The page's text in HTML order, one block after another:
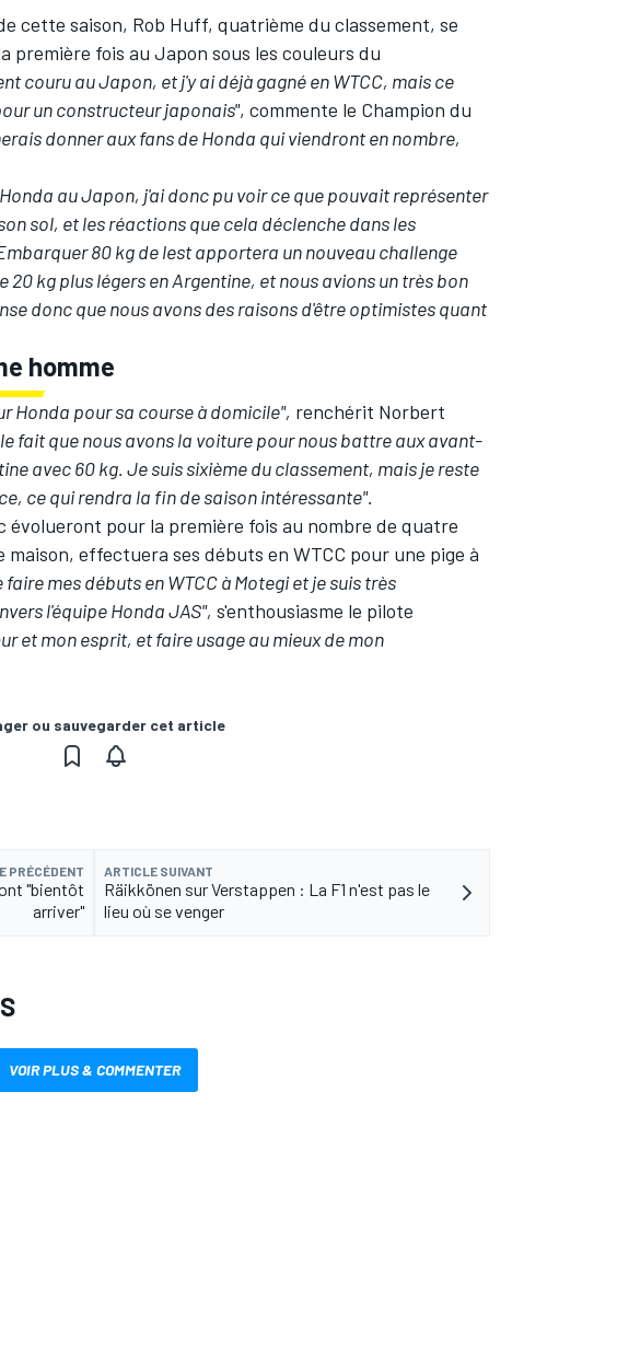
cette saison, Rob Huff, quatrième du classement, se
première fois au Japon sous les couleurs du
couru au Japon, et j'y ai déjà gagné en WTCC, mais ce
un constructeur japonais", commente le Champion du
donner aux fans de Honda qui viendront en nombre,
au Japon, j'ai donc pu voir ce que pouvait représenter
sol, et les réactions que cela déclenche dans les
80 kg de lest apportera un nouveau challenge
20 kg plus légers en Argentine, et nous avions un très bon
donc que nous avons des raisons d'être optimistes quant
homme
Honda pour sa course à domicile", renchérit Norbert
fait que nous avons la voiture pour nous battre aux avant-
avec 60 kg. Je suis sixième du classement, mais je reste
ce qui rendra la fin de saison intéressante".
évolueront pour la première fois au nombre de quatre
maison, effectuera ses débuts en WTCC pour une pige à
mes débuts en WTCC à Motegi et je suis très
l'équipe Honda JAS", s'enthousiasme le pilote
et mon esprit, et faire usage au mieux de mon
ou sauvegarder cet article
PRÉCÉDENT
"bientôt
arriver"
ARTICLE SUIVANT
Räikkönen sur Verstappen : La F1 n'est pas le
lieu où se venger
VOIR PLUS & COMMENTER